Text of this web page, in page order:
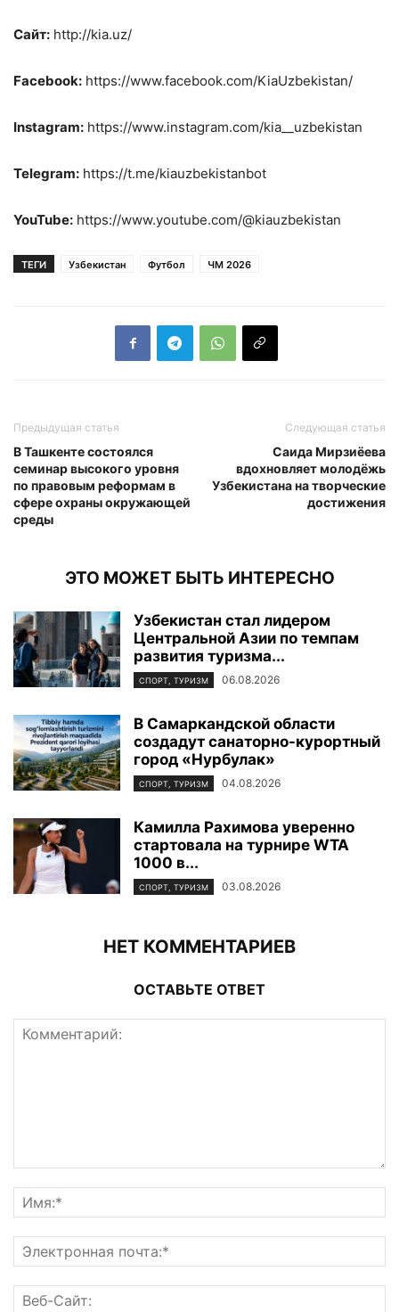
Сайт: http://kia.uz/
Facebook: https://www.facebook.com/KiaUzbekistan/
Instagram: https://www.instagram.com/kia__uzbekistan
Telegram: https://t.me/kiauzbekistanbot
YouTube: https://www.youtube.com/@kiauzbekistan
ТЕГИ Узбекистан Футбол ЧМ 2026
Предыдущая статья
В Ташкенте состоялся
семинар высокого уровня
по правовым реформам в
сфере охраны окружающей
среды
Следующая статья
Саида Мирзиёева
вдохновляет молодёжь
Узбекистана на творческие
достижения
ЭТО МОЖЕТ БЫТЬ ИНТЕРЕСНО
Узбекистан стал лидером
Центральной Азии по темпам
развития туризма...
СПОРТ, ТУРИЗМ 06.08.2026
В Самаркандской области
создадут санаторно-курортный
город «Нурбулак»
СПОРТ, ТУРИЗМ 04.08.2026
Камилла Рахимова уверенно
стартовала на турнире WTA
1000 в...
СПОРТ, ТУРИЗМ 03.08.2026
НЕТ КОММЕНТАРИЕВ
ОСТАВЬТЕ ОТВЕТ